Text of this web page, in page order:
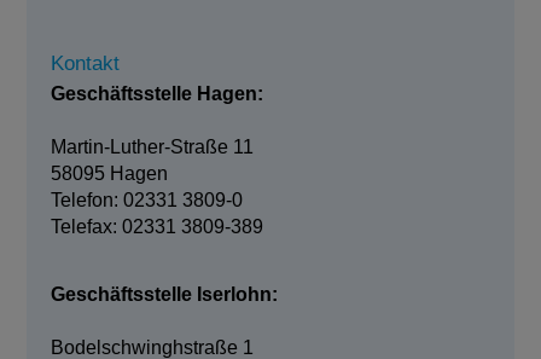
Kontakt
Geschäftsstelle Hagen:
Martin-Luther-Straße 11
58095 Hagen
Telefon: 02331 3809-0
Telefax: 02331 3809-389
Geschäftsstelle Iserlohn:
Bodelschwinghstraße 1